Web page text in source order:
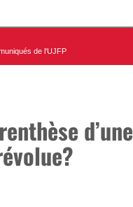
de l'UJFP
d’une